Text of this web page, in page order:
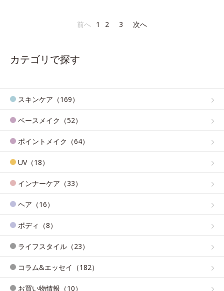
前へ 1 2 3 次へ
カテゴリで探す
スキンケア（169）
ベースメイク（52）
ポイントメイク（64）
UV（18）
インナーケア（33）
ヘア（16）
ボディ（8）
ライフスタイル（23）
コラム&エッセイ（182）
お買い物情報（10）